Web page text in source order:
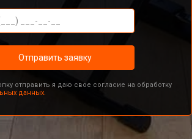
Отправить заявку
отправить я даю свое согласие на обработку
данных.